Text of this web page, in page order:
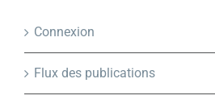
Connexion
Flux des publications